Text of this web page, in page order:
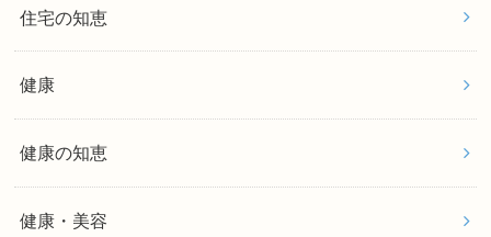
住宅の知恵
健康
健康の知恵
健康・美容